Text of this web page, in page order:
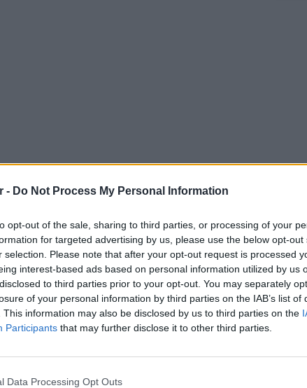
- Do Not Process My Personal Information
opt-out of the sale, sharing to third parties, or processing of your
for targeted advertising by us, please use the below opt-out
selection. Please note that after your opt-out request is processed
interest-based ads based on personal information utilized by us
to third parties prior to your opt-out. You may separately
of your personal information by third parties on the IAB’s list of
This information may also be disclosed by us to third parties on the
Participants that may further disclose it to other third parties.
Data Processing Opt Outs
κομμάτια χαρτί και μερικούς φακέλους
να γράψουν τη χριστουγεννιάτικη λίστα
στον βόρειο πόλο. Και αν
αν δεν το ταχυδρομήσουν δεν θα μάθουν
ή όχι.
στο γράμμα και να τους πείτε ότι ο Άγιος
εκεί και πέρα μπορείτε να οργανώσετε